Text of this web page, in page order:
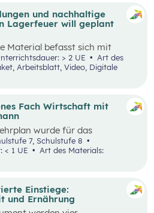
bei der Teamarbeit
Kompetenzen zu stärken
21
stCentury Skills zu schulen.
und nachhaltige
Lagerfeuer will geplant
Material befasst sich mit
der Herkunft von
Bewusstsein für eine
sowie mit dem Umgang
Mit zusätzlich bereitgestellten
die im Video
> 2 UE
Art des
Arbeitsblatt, Video, Digitale
Einstiege:
und Ernährung
Fach Wirtschaft mit
wurde für das
“Wirtschaft” für den
Stiftung für
konzipiert. Wirtschaft
zu lernen steht dabei
Schulstufe 6, Schulstufe 7, Schulstufe 8
< 1 UE